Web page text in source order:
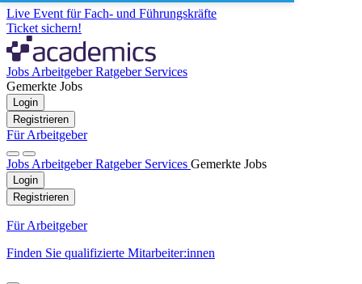
Live Event für Fach- und Führungskräfte
Ticket sichern!
Jobs ArbeitgeberRatgeber Services
Gemerkte Jobs
Login
Registrieren
Für Arbeitgeber
Jobs ArbeitgeberRatgeber Services Gemerkte Jobs
Login
Registrieren
Für Arbeitgeber
Finden Sie qualifizierte Mitarbeiter:innen